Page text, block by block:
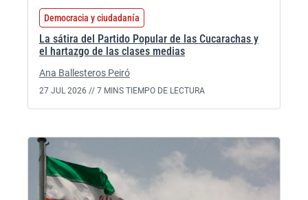
Democracia y ciudadanía
La sátira del Partido Popular de las Cucarachas y
el hartazgo de las clases medias
Ana Ballesteros Peiró
27 JUL 2026 // 7 MINS TIEMPO DE LECTURA